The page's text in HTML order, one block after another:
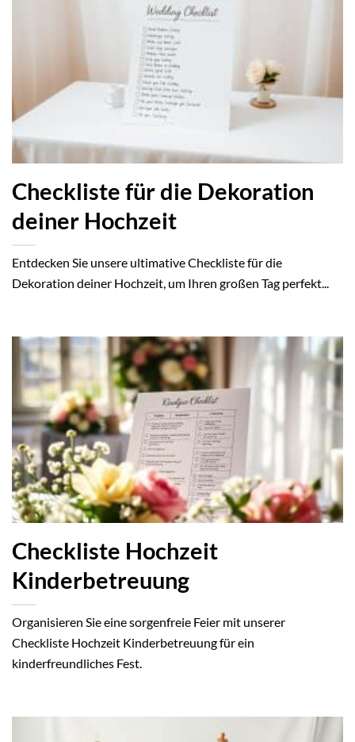
Checkliste für die Dekoration
deiner Hochzeit
Entdecken Sie unsere ultimative Checkliste für die
Dekoration deiner Hochzeit, um Ihren großen Tag perfekt...
Checkliste Hochzeit
Kinderbetreuung
Organisieren Sie eine sorgenfreie Feier mit unserer
Checkliste Hochzeit Kinderbetreuung für ein
kinderfreundliches Fest.